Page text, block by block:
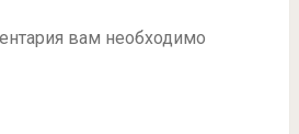
вам необходимо